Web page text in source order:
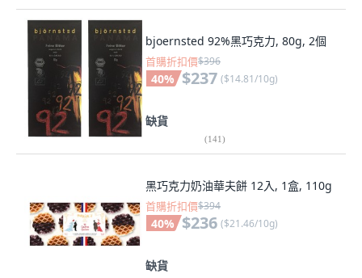
bjoernsted 92%黑巧克力, 80g, 2個
首購折扣價$396
40% $237 ($14.81/10g)
缺貨
(141)
黑巧克力奶油華夫餅 12入, 1盒, 110g
首購折扣價$394
40% $236 ($21.46/10g)
缺貨